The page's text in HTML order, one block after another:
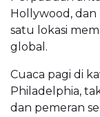
Hollywood,
satu lokasi
global.
Cuaca pagi di
Philadelphia,
dan pemeran